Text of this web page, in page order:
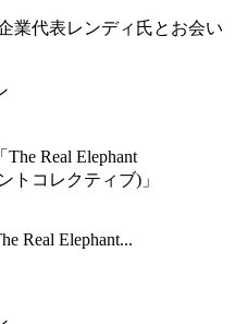
業代表レンディ氏とお会い
Real Elephant...